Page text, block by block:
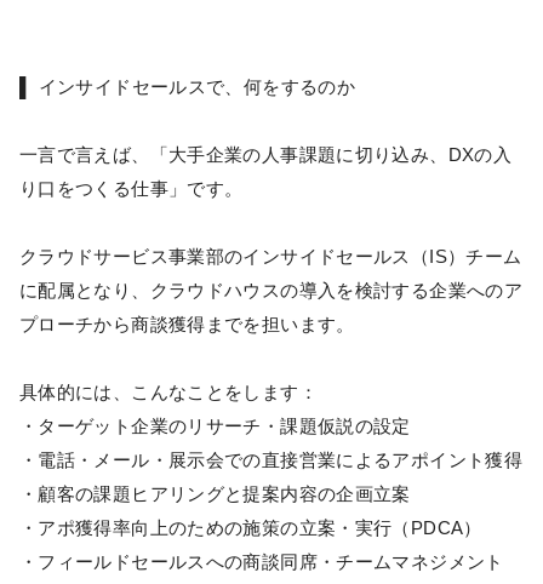
▌ インサイドセールスで、何をするのか
一言で言えば、「大手企業の人事課題に切り込み、DXの入
り口をつくる仕事」です。
クラウドサービス事業部のインサイドセールス（IS）チーム
に配属となり、クラウドハウスの導入を検討する企業へのア
プローチから商談獲得までを担います。
具体的には、こんなことをします：
・ターゲット企業のリサーチ・課題仮説の設定
・電話・メール・展示会での直接営業によるアポイント獲得
・顧客の課題ヒアリングと提案内容の企画立案
・アポ獲得率向上のための施策の立案・実行（PDCA）
・フィールドセールスへの商談同席・チームマネジメント